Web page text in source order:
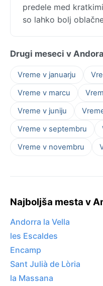
predele med
so lahko bolj
Drugi meseci v Andora
Vreme v januarju
Vreme v marcu
Vreme v juniju
Vreme v septembru
Vreme v novembru
Najboljša mesta v
Andorra la Vella
les Escaldes
Encamp
Sant Julià de Lòria
la Massana